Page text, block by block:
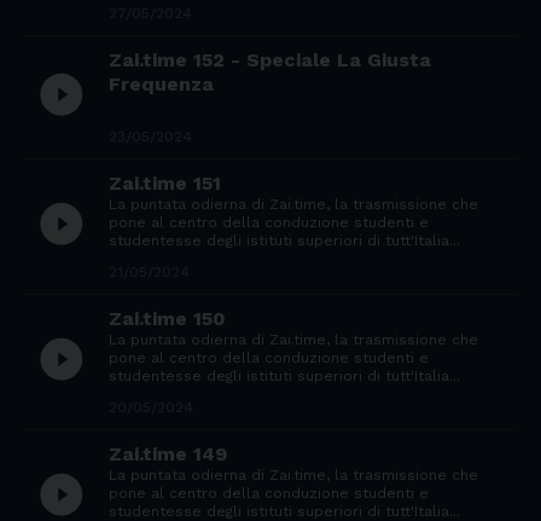
play_circle_filled
Zai.time 152 - Speciale La Giusta
Frequenza
play_circle_filled
Zai.time 151
La puntata odierna di Zai.time, la trasmissione che
pone al centro della conduzione studenti e
studentesse degli istituti superiori di tutt'Italia...
play_circle_filled
Zai.time 150
La puntata odierna di Zai.time, la trasmissione che
pone al centro della conduzione studenti e
studentesse degli istituti superiori di tutt'Italia...
play_circle_filled
Zai.time 149
La puntata odierna di Zai.time, la trasmissione che
pone al centro della conduzione studenti e
studentesse degli istituti superiori di tutt'Italia...